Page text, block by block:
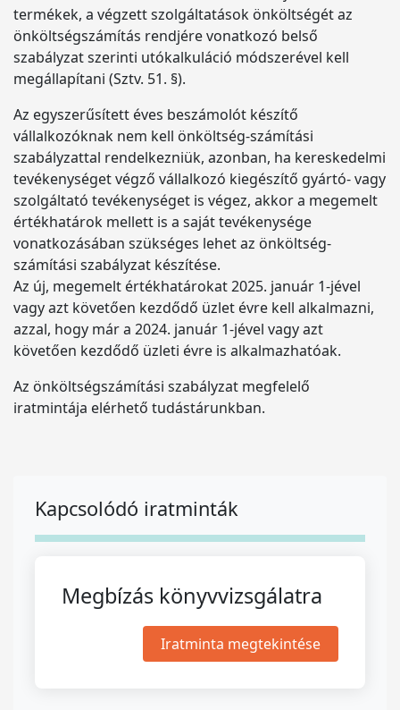
termékek, a végzett szolgáltatások önköltségét az
önköltségszámítás rendjére vonatkozó belső
szabályzat szerinti utókalkuláció módszerével kell
megállapítani (Sztv. 51. §).
Az egyszerűsített éves beszámolót készítő
vállalkozóknak nem kell önköltség-számítási
szabályzattal rendelkezniük, azonban, ha kereskedelmi
tevékenységet végző vállalkozó kiegészítő gyártó- vagy
szolgáltató tevékenységet is végez, akkor a megemelt
értékhatárok mellett is a saját tevékenysége
vonatkozásában szükséges lehet az önköltség-
számítási szabályzat készítése.
Az új, megemelt értékhatárokat 2025. január 1-jével
vagy azt követően kezdődő üzlet évre kell alkalmazni,
azzal, hogy már a 2024. január 1-jével vagy azt
követően kezdődő üzleti évre is alkalmazhatóak.
Az önköltségszámítási szabályzat megfelelő
iratmintája elérhető tudástárunkban.
Kapcsolódó iratminták
Megbízás könyvvizsgálatra
Iratminta megtekintése